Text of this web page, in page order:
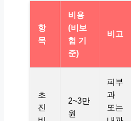
항
목
비용
(비보
험 기
준)
비고
초
진
2~3만
원
피부
과
또는